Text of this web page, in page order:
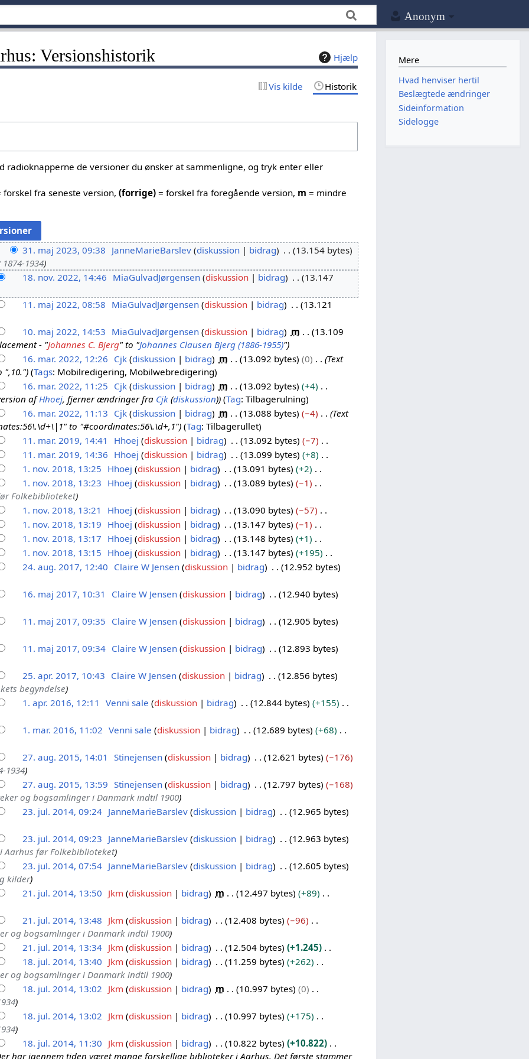
Anonym
Hjælp
Versionshistorik
Vis kilde Historik
radioknapperne de versioner du ønsker at sammenligne, og tryk enter eller
forskel fra seneste version,(forrige) = forskel fra foregående version, m = mindre
31. maj 2023, 09:38 JanneMarieBarslev diskussion bidrag
13.154 bytes
1934
18. nov. 2022, 14:46 MiaGulvadJørgensen diskussion bidrag
13.147
11. maj 2022, 08:58 MiaGulvadJørgensen diskussion bidrag
13.121
10. maj 2022, 14:53 MiaGulvadJørgensen diskussion bidrag m
13.109
- "Johannes C. Bjerg" to "Johannes Clausen Bjerg (1886-1955)"
16. mar. 2022, 12:26 Cjk diskussion bidrag m 13.092 bytes 0
Text
",10."
Tags: Mobilredigering Mobilwebredigering
16. mar. 2022, 11:25 Cjk diskussion bidrag m 13.092 bytes
+4
afHhoej, fjerner ændringer fra Cjk(diskussion) Tag: Tilbagerulning
16. mar. 2022, 11:13 Cjk diskussion bidrag m 13.088 bytes −4
Text
to "#coordinates:56\.\d+,1"
Tag: Tilbagerullet
11. mar. 2019, 14:41 Hhoej diskussion bidrag 13.092 bytes
−7
11. mar. 2019, 14:36 Hhoej diskussion bidrag 13.099 bytes
+8
1. nov. 2018, 13:25 Hhoej diskussion bidrag 13.091 bytes
+2
1. nov. 2018, 13:23 Hhoej diskussion bidrag 13.089 bytes
−1
Folkebiblioteket
1. nov. 2018, 13:21 Hhoej diskussion bidrag 13.090 bytes
−57
1. nov. 2018, 13:19 Hhoej diskussion bidrag 13.147 bytes
−1
1. nov. 2018, 13:17 Hhoej diskussion bidrag 13.148 bytes
+1
1. nov. 2018, 13:15 Hhoej diskussion bidrag 13.147 bytes
+195
24. aug. 2017, 12:40 Claire W Jensen diskussion bidrag
12.952 bytes
16. maj 2017, 10:31 Claire W Jensen diskussion bidrag
12.940 bytes
11. maj 2017, 09:35 Claire W Jensen diskussion bidrag
12.905 bytes
11. maj 2017, 09:34 Claire W Jensen diskussion bidrag
12.893 bytes
25. apr. 2017, 10:43 Claire W Jensen diskussion bidrag
12.856 bytes
begyndelse
1. apr. 2016, 12:11 Venni sale diskussion bidrag 12.844 bytes
+155
1. mar. 2016, 11:02 Venni sale diskussion bidrag 12.689 bytes
+68
27. aug. 2015, 14:01 Stinejensen diskussion bidrag 12.621 bytes
−176
1934
27. aug. 2015, 13:59 Stinejensen diskussion bidrag 12.797 bytes
−168
og bogsamlinger i Danmark indtil 1900
23. jul. 2014, 09:24 JanneMarieBarslev diskussion bidrag
12.965 bytes
23. jul. 2014, 09:23 JanneMarieBarslev diskussion bidrag
12.963 bytes
Aarhus før Folkebiblioteket
23. jul. 2014, 07:54 JanneMarieBarslev diskussion bidrag
12.605 bytes
kilder
21. jul. 2014, 13:50 Jkm diskussion bidrag m 12.497 bytes
+89
21. jul. 2014, 13:48 Jkm diskussion bidrag 12.408 bytes
−96
og bogsamlinger i Danmark indtil 1900
21. jul. 2014, 13:34 Jkm diskussion bidrag 12.504 bytes
+1.245
18. jul. 2014, 13:40 Jkm diskussion bidrag 11.259 bytes
+262
og bogsamlinger i Danmark indtil 1900
18. jul. 2014, 13:02 Jkm diskussion bidrag m 10.997 bytes
0
18. jul. 2014, 13:02 Jkm diskussion bidrag 10.997 bytes
+175
18. jul. 2014, 11:30 Jkm diskussion bidrag 10.822 bytes
+10.822
har igennem tiden været mange forskellige biblioteker i Aarhus. Det første stammer
Mere
Hvad henviser hertil
Beslægtede ændringer
Sideinformation
Sidelogge